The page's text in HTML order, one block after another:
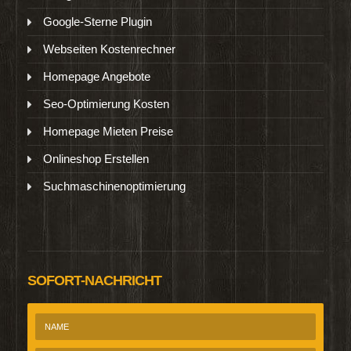
Google-Sterne Plugin
Webseiten Kostenrechner
Homepage Angebote
Seo-Optimierung Kosten
Homepage Mieten Preise
Onlineshop Erstellen
Suchmaschinenoptimierung
SOFORT-NACHRICHT